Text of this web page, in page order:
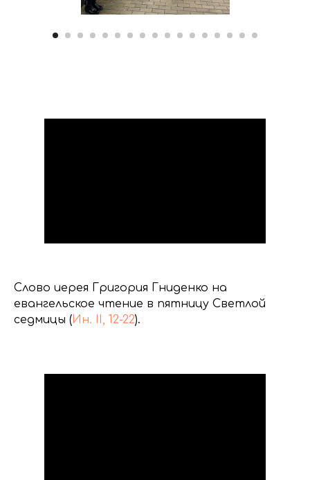
Слово иерея Григория Гниденко на
евангельское чтение в пятницу Светлой
седмицы (Ин. II, 12-22).